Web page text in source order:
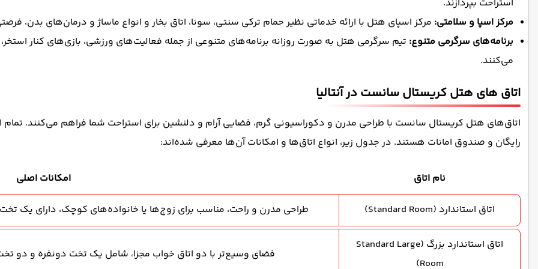
استراحت بپردازند.
مرکز اسپا و سلامتی: مرکز اسپای هتل با ارائه خدماتی نظیر حمام ترکی سنتی، سونا، اتاق بخار و انواع ماساژ و درمان‌های بدن،
برنامه‌های سرگرمی متنوع: تیم سرگرمی هتل به صورت روزانه برنامه‌های متنوعی از جمله فعالیت‌های ورزشی، بازی‌های کنار
می‌کنند.
اتاق های هتل کریستال سانست در آنتالیا
رایگان و صندوق امانات هستند. در جدول زیر، انواع اتاق‌ها و امکانات آن‌ها معرفی شده‌اند:
نام اتاق امکانات اصلی
اتاق استاندارد (Standard Room) طراحی مدرن و راحت، مناسب برای زوج‌ها یا خانواده‌های کوچک، دارای یک
اتاق استاندارد بزرگ (Standard Large
Room)
فضای وسیع‌تر با دو اتاق خواب مجزا، شامل یک تخت دونفره و دو